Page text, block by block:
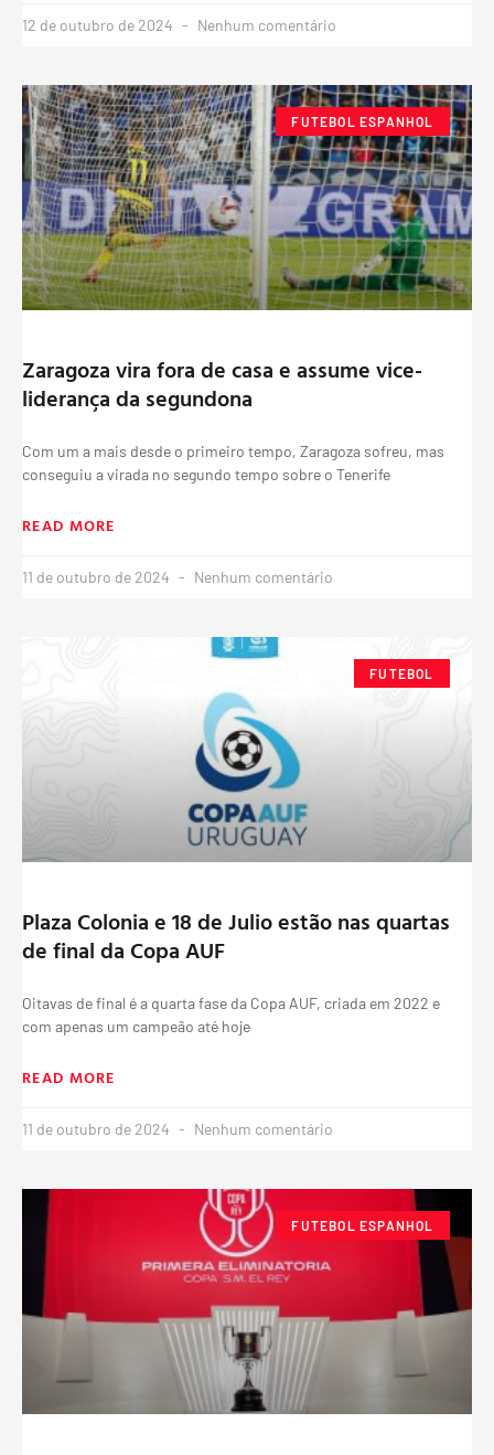
12 de outubro de 2024 Nenhum comentário
FUTEBOL ESPANHOL
Zaragoza vira fora de casa e assume vice-
liderança da segundona
Com um a mais desde o primeiro tempo, Zaragoza sofreu, mas
conseguiu a virada no segundo tempo sobre o Tenerife
READ MORE
11 de outubro de 2024 Nenhum comentário
FUTEBOL
Plaza Colonia e 18 de Julio estão nas quartas
de final da Copa AUF
Oitavas de final é a quarta fase da Copa AUF, criada em 2022 e
com apenas um campeão até hoje
READ MORE
11 de outubro de 2024 Nenhum comentário
FUTEBOL ESPANHOL